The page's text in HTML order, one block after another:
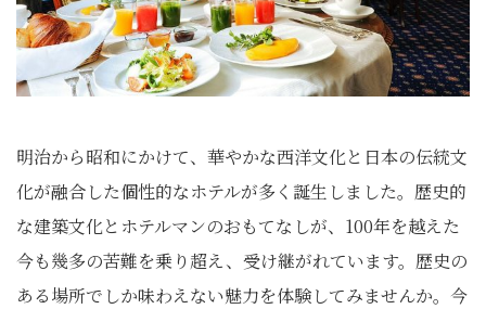
明治から昭和にかけて、華やかな西洋文化と日本の伝統文
化が融合した個性的なホテルが多く誕生しました。歴史的
な建築文化とホテルマンのおもてなしが、100年を越えた
今も幾多の苦難を乗り超え、受け継がれています。歴史の
ある場所でしか味わえない魅力を体験してみませんか。今